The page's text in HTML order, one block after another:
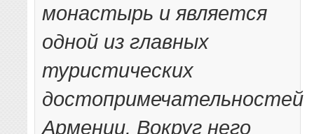
монастырь и является
одной из главных
туристических
достопримечательностей
Армении. Вокруг него